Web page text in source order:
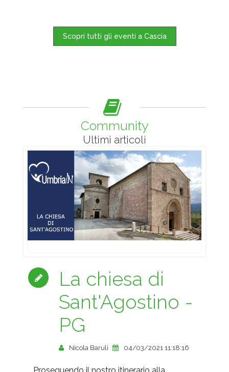
Scopri tutti gli eventi a Cascia
Community
Ultimi articoli
La chiesa di
Sant'Agostino -
PG
Nicola Baruli 04/03/2021 11:18:16